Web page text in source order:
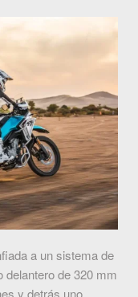
a un sistema de
de 320 mm
y detrás uno